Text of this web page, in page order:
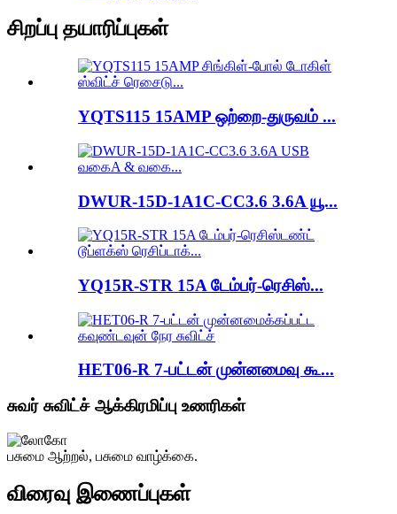
சிறப்பு தயாரிப்புகள்
YQTS115 15AMP ஒற்றை-துருவம் ...
DWUR-15D-1A1C-CC3.6 3.6A யூ...
YQ15R-STR 15A டேம்பர்-ரெசிஸ்...
HET06-R 7-பட்டன் முன்னமைவு கூ...
சுவர் சுவிட்ச் ஆக்கிரமிப்பு உணரிகள்
பசுமை ஆற்றல், பசுமை வாழ்க்கை.
விரைவு இணைப்புகள்